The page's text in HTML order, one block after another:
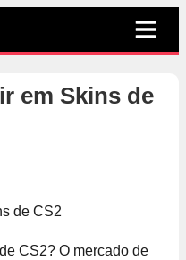
em Skins de
CS2? O mercado de